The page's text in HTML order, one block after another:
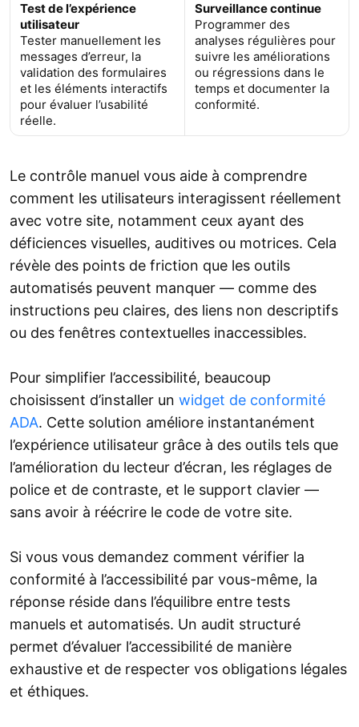
Test de l’expérience
utilisateur
Tester manuellement les
messages d’erreur, la
validation des formulaires
et les éléments interactifs
pour évaluer l’usabilité
réelle.
Surveillance continue
Programmer des
analyses régulières pour
suivre les améliorations
ou régressions dans le
temps et documenter la
conformité.
Le contrôle manuel vous aide à comprendre
comment les utilisateurs interagissent réellement
avec votre site, notamment ceux ayant des
déficiences visuelles, auditives ou motrices. Cela
révèle des points de friction que les outils
automatisés peuvent manquer — comme des
instructions peu claires, des liens non descriptifs
ou des fenêtres contextuelles inaccessibles.
Pour simplifier l’accessibilité, beaucoup
choisissent d’installer un widget de conformité
ADA. Cette solution améliore instantanément
l’expérience utilisateur grâce à des outils tels que
l’amélioration du lecteur d’écran, les réglages de
police et de contraste, et le support clavier —
sans avoir à réécrire le code de votre site.
Si vous vous demandez comment vérifier la
conformité à l’accessibilité par vous-même, la
réponse réside dans l’équilibre entre tests
manuels et automatisés. Un audit structuré
permet d’évaluer l’accessibilité de manière
exhaustive et de respecter vos obligations légales
et éthiques.